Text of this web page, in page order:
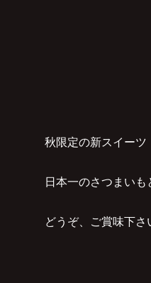
秋限定の新スイーツ
日本一のさつまい
どうぞ、ご賞味下さ